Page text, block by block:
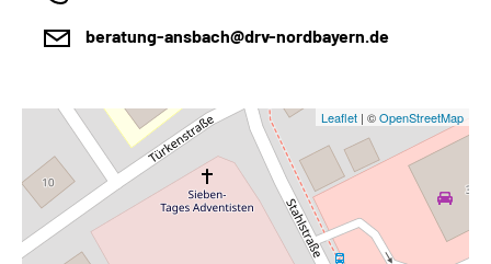
beratung-ansbach@drv-nordbayern.de
Leaflet | ©OpenStreetMap